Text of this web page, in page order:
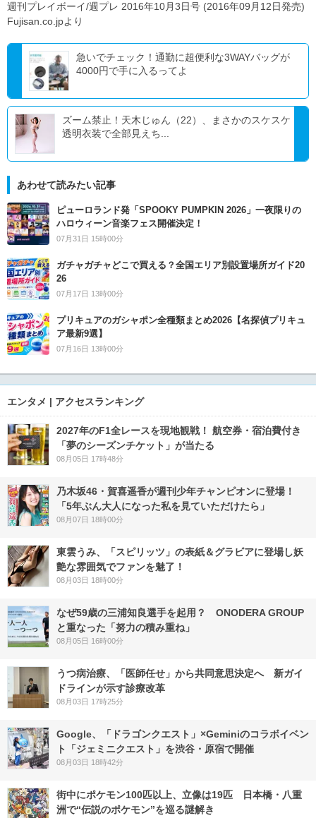
週刊プレイボーイ/週プレ 2016年10月3日号 (2016年09月12日発売)
Fujisan.co.jpより
急いでチェック！通勤に超便利な3WAYバッグが
4000円で手に入るってよ
ズーム禁止！天木じゅん（22）、まさかのスケスケ
透明衣装で全部見えち...
あわせて読みたい記事
ピューロランド発「SPOOKY PUMPKIN 2026」一夜限りの
ハロウィーン音楽フェス開催決定！
07月31日 15時00分
ガチャガチャどこで買える？全国エリア別設置場所ガイド20
26
07月17日 13時00分
プリキュアのガシャポン全種類まとめ2026【名探偵プリキュ
ア最新9選】
07月16日 13時00分
エンタメ | アクセスランキング
2027年のF1全レースを現地観戦！ 航空券・宿泊費付き
「夢のシーズンチケット」が当たる
08月05日 17時48分
乃木坂46・賀喜遥香が週刊少年チャンピオンに登場！
「5年ぶん大人になった私を見ていただけたら」
08月07日 18時00分
東雲うみ、「スピリッツ」の表紙＆グラビアに登場し妖
艶な雰囲気でファンを魅了！
08月03日 18時00分
なぜ59歳の三浦知良選手を起用？ ONODERA GROUP
と重なった「努力の積み重ね」
08月05日 16時00分
うつ病治療、「医師任せ」から共同意思決定へ 新ガイ
ドラインが示す診療改革
08月03日 17時25分
Google、「ドラゴンクエスト」×Geminiのコラボイベン
ト「ジェミニクエスト」を渋谷・原宿で開催
08月03日 18時42分
街中にポケモン100匹以上、立像は19匹 日本橋・八重
洲で“伝説のポケモン”を巡る謎解き